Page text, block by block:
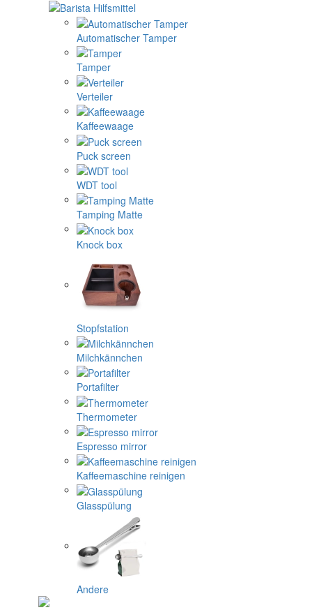
Automatischer Tamper
Tamper
Verteiler
Kaffeewaage
Puck screen
WDT tool
Tamping Matte
Knock box
Stopfstation
Milchkännchen
Portafilter
Thermometer
Espresso mirror
Kaffeemaschine reinigen
Glasspülung
Andere